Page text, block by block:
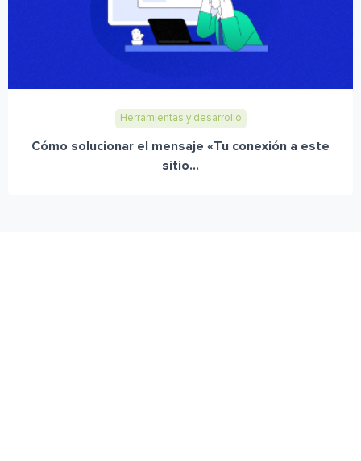
Herramientas y desarrollo
Cómo solucionar el mensaje «Tu conexión a este
sitio...